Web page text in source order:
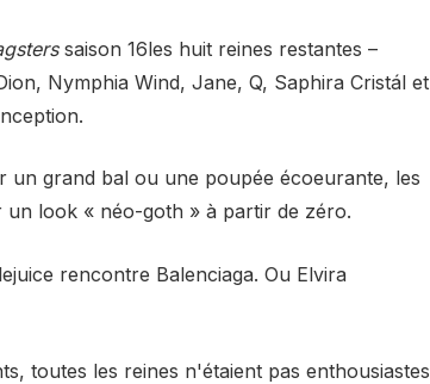
saison 16les huit reines restantes –
Nymphia Wind, Jane, Q, Saphira Cristál et
un grand bal ou une poupée écoeurante, les
look « néo-goth » à partir de zéro.
rencontre Balenciaga. Ou Elvira
toutes les reines n'étaient pas enthousiastes